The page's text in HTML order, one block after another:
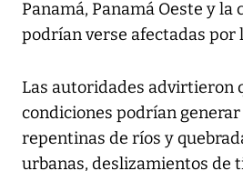
Panamá, Panamá Oeste y la
podrían verse afectadas por
Las autoridades advirtieron
condiciones podrían
repentinas de ríos y
urbanas, deslizamientos de